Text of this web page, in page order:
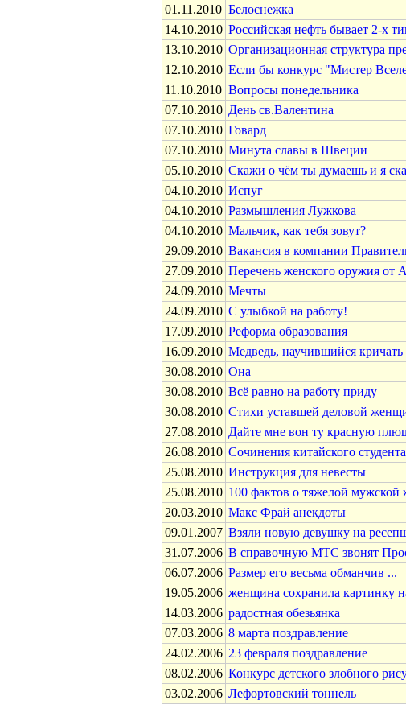
01.11.2010 Белоснежка
14.10.2010 Российская нефть бывает 2-х
13.10.2010 Организационная структура
12.10.2010 Если бы конкурс "Мистер
11.10.2010 Вопросы понедельника
07.10.2010 День св.Валентина
07.10.2010 Говард
07.10.2010 Минута славы в Швеции
05.10.2010 Скажи о чём ты думаешь и я
04.10.2010 Испуг
04.10.2010 Размышления Лужкова
04.10.2010 Мальчик, как тебя зовут?
29.09.2010 Вакансия в компании
27.09.2010 Перечень женского оружия от
24.09.2010 Мечты
24.09.2010 С улыбкой на работу!
17.09.2010 Реформа образования
16.09.2010 Медведь, научившийся
30.08.2010 Она
30.08.2010 Всё равно на работу приду
30.08.2010 Стихи уставшей деловой
27.08.2010 Дайте мне вон ту красную
26.08.2010 Сочинения китайского студента
25.08.2010 Инструкция для невесты
25.08.2010 100 фактов о тяжелой мужской
20.03.2010 Макс Фрай анекдоты
09.01.2007 Взяли новую девушку на
31.07.2006 В справочную МТС звонят
06.07.2006 Размер его весьма обманчив ...
19.05.2006 женщина сохранила картинку
14.03.2006 радостная обезьянка
07.03.2006 8 марта поздравление
24.02.2006 23 февраля поздравление
08.02.2006 Конкурс детского злобного
03.02.2006 Лефортовский тоннель